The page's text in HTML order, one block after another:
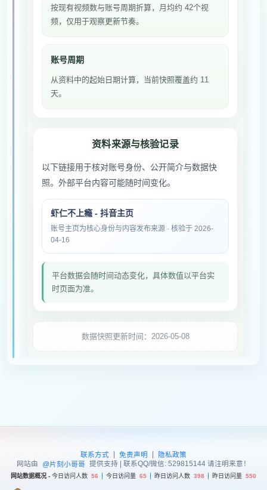
按现有视频数与账号周期折算，月均约 42个视
频，仅用于观察更新节奏。
账号周期
从资料中的起始日期计算，当前快照覆盖约 11
天。
资料来源与核验记录
以下链接用于核对账号身份、公开简介与数据快
照。外部平台内容可能随时间变化。
虾仁不上瘾 - 抖音主页
账号主页为核心身份与内容发布来源 · 核验于 2026-
04-16
平台数据会随时间动态变化，具体数值以平台实
时页面为准。
数据快照更新时间：2026-05-08
联系方式 | 免责声明 |
隐私政策
网站由
@片刻小哥哥 提供支持 | 联系QQ/微信: 529815144 请注明来意！
网站数据概况 - 今日访问人数 56 今日访问量 65 昨日访问人数 398 昨日访问量 550